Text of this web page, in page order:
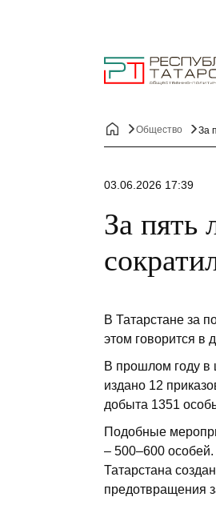
Общество За
03.06.2026 17:39
За пять
В Татарстане за
этом говорится в
В прошлом году в
издано 12
добыта 1351
Подобные
– 500–600
Татарстана
предотвращения